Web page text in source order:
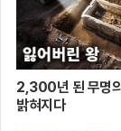
2,300년 된 무명
밝혀지다